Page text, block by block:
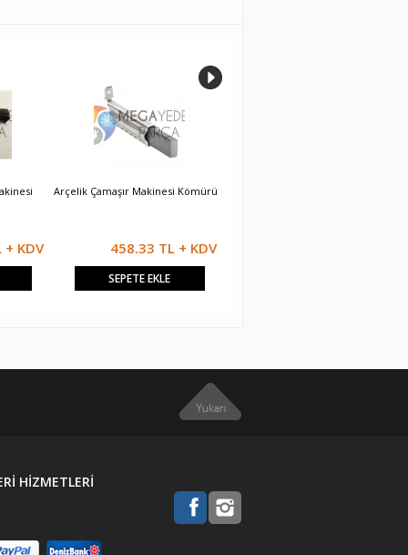
+ KDV
Arçelik Çamaşır Makinesi Kömürü
458.33 TL + KDV
SEPETE EKLE
HİZMETLERİ